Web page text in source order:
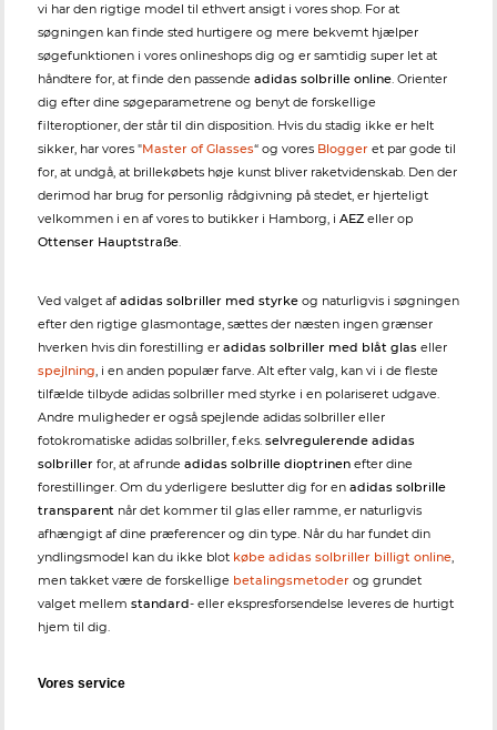
vi har den rigtige model til ethvert ansigt i vores shop. For at
søgningen kan finde sted hurtigere og mere bekvemt hjælper
søgefunktionen i vores onlineshops dig og er samtidig super let at
håndtere for, at finde den passende adidas solbrille online. Orienter
dig efter dine søgeparametrene og benyt de forskellige
filteroptioner, der står til din disposition. Hvis du stadig ikke er helt
sikker, har vores "Master of Glasses“ og vores Blogger et par gode til
for, at undgå, at brillekøbets høje kunst bliver raketvidenskab. Den der
derimod har brug for personlig rådgivning på stedet, er hjerteligt
velkommen i en af vores to butikker i Hamborg, i AEZ eller op
Ottenser Hauptstraße.
Ved valget af adidas solbriller med styrke og naturligvis i søgningen
efter den rigtige glasmontage, sættes der næsten ingen grænser
hverken hvis din forestilling er adidas solbriller med blåt glas eller
spejlning, i en anden populær farve. Alt efter valg, kan vi i de fleste
tilfælde tilbyde adidas solbriller med styrke i en polariseret udgave.
Andre muligheder er også spejlende adidas solbriller eller
fotokromatiske adidas solbriller, f.eks. selvregulerende adidas
solbriller for, at afrunde adidas solbrille dioptrinen efter dine
forestillinger. Om du yderligere beslutter dig for en adidas solbrille
transparent når det kommer til glas eller ramme, er naturligvis
afhængigt af dine præferencer og din type. Når du har fundet din
yndlingsmodel kan du ikke blot købe adidas solbriller billigt online,
men takket være de forskellige betalingsmetoder og grundet
valget mellem standard- eller ekspresforsendelse leveres de hurtigt
hjem til dig.
Vores service